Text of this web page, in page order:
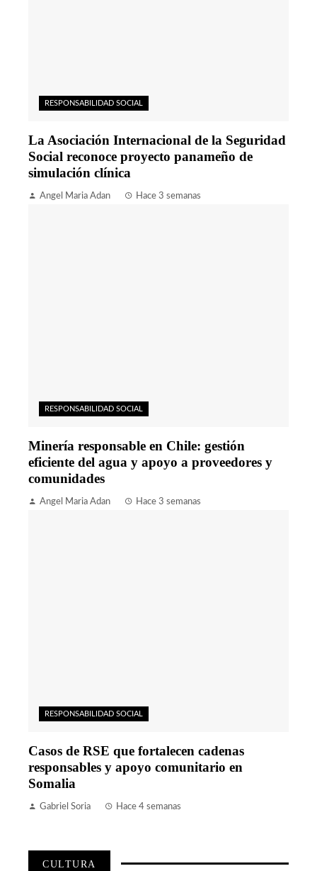
RESPONSABILIDAD SOCIAL
La Asociación Internacional de la Seguridad
Social reconoce proyecto panameño de
simulación clínica
Angel Maria Adan Hace 3 semanas
RESPONSABILIDAD SOCIAL
Minería responsable en Chile: gestión
eficiente del agua y apoyo a proveedores y
comunidades
Angel Maria Adan Hace 3 semanas
RESPONSABILIDAD SOCIAL
Casos de RSE que fortalecen cadenas
responsables y apoyo comunitario en
Somalia
Gabriel Soria Hace 4 semanas
CULTURA